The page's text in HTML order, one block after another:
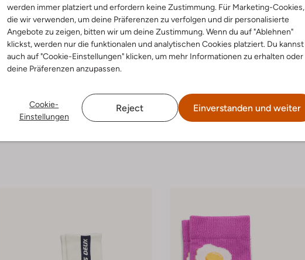
werden immer platziert und erfordern keine Zustimmung. Für Marketing-Cookies,
die wir verwenden, um deine Präferenzen zu verfolgen und dir personalisierte
Angebote zu zeigen, bitten wir um deine Zustimmung. Wenn du auf "Ablehnen"
klickst, werden nur die funktionalen und analytischen Cookies platziert. Du kannst
auch auf "Cookie-Einstellungen" klicken, um mehr Informationen zu erhalten oder
deine Präferenzen anzupassen.
Cookie-
Einstellungen
Reject Einverstanden und weiter
Mp Denmark
Melton
Socken